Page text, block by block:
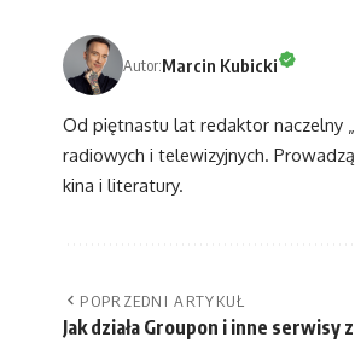
Autor:Marcin Kubicki
Od piętnastu lat redaktor naczelny
radiowych i telewizyjnych.
kina i literatury.
POPRZEDNI ARTYKUŁ
Jak działa Groupon i inne serwisy